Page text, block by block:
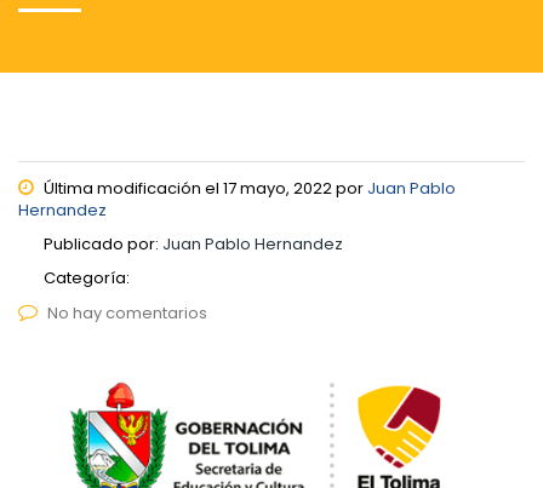
Última modificación el 17 mayo, 2022 por Juan Pablo
Hernandez
Publicado por: Juan Pablo Hernandez
Categoría:
No hay comentarios